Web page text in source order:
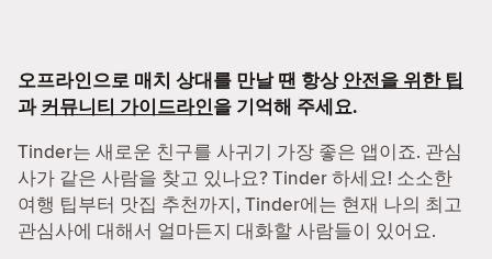
오프라인으로 매치 상대를 만날 땐 항상안전을 위한 팁
과커뮤니티 가이드라인을 기억해 주세요.
Tinder는 새로운 친구를 사귀기 가장 좋은 앱이죠. 관심
사가 같은 사람을 찾고 있나요? Tinder 하세요! 소소한
여행 팁부터 맛집 추천까지, Tinder에는 현재 나의 최고
관심사에 대해서 얼마든지 대화할 사람들이 있어요.